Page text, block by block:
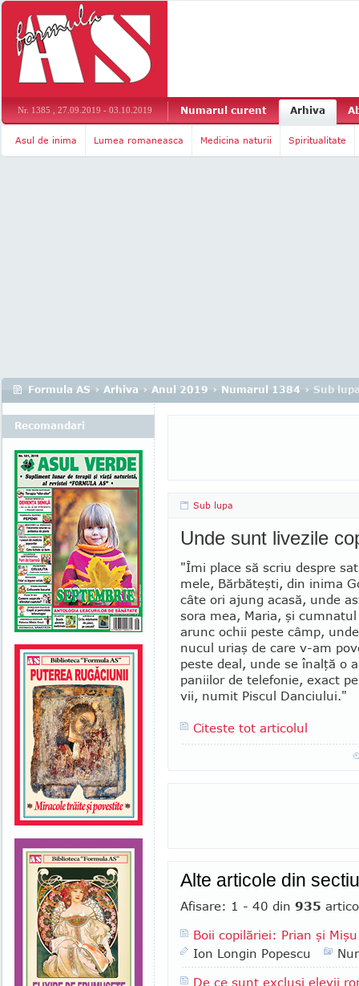
Nr. 1385 , 27.09.2019 - 03.10.2019 Numarul curent Arhiva
Asul de inima Lumea romaneasca Medicina naturii Spiritualitate
Formula AS › Arhiva › Anul 2019 › Numarul 1384 › Sub
Sub lupa
Unde sunt livezile
"Îmi place să scriu despre
mele, Băr­bă­teşti, din inima
câte ori ajung acasă, unde
sora mea, Maria, şi
arunc ochii peste câmp,
nucul uriaş de care v-am
peste deal, unde se înalţă o
pa­niilor de telefonie, exact
vii, numit Piscul Danciului."
Citeste tot articolul
Alte articole din
Afisare: 1 - 40 din 935
Boii copilăriei: Prian şi Mişu
Ion Longin Popescu
De ce sunt excluşi elevii
Recomandari